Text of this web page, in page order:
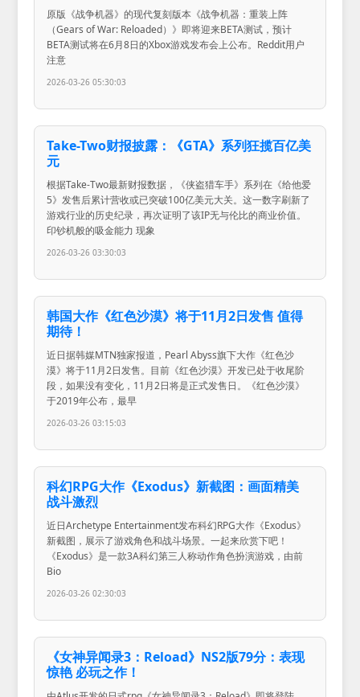
原版《战争机器》的现代复刻版本《战争机器：重装上阵
（Gears of War: Reloaded）》即将迎来BETA测试，预计
BETA测试将在6月8日的Xbox游戏发布会上公布。Reddit用户
注意
2026-03-26 05:30:03
Take-Two财报披露：《GTA》系列狂揽百亿美
元
根据Take-Two最新财报数据，《侠盗猎车手》系列在《给他爱
5》发售后累计营收或已突破100亿美元大关。这一数字刷新了
游戏行业的历史纪录，再次证明了该IP无与伦比的商业价值。
印钞机般的吸金能力 现象
2026-03-26 03:30:03
韩国大作《红色沙漠》将于11月2日发售 值得
期待！
近日据韩媒MTN独家报道，Pearl Abyss旗下大作《红色沙
漠》将于11月2日发售。目前《红色沙漠》开发已处于收尾阶
段，如果没有变化，11月2日将是正式发售日。《红色沙漠》
于2019年公布，最早
2026-03-26 03:15:03
科幻RPG大作《Exodus》新截图：画面精美
战斗激烈
近日Archetype Entertainment发布科幻RPG大作《Exodus》
新截图，展示了游戏角色和战斗场景。一起来欣赏下吧！
《Exodus》是一款3A科幻第三人称动作角色扮演游戏，由前
Bio
2026-03-26 02:30:03
《女神异闻录3：Reload》NS2版79分：表现
惊艳 必玩之作！